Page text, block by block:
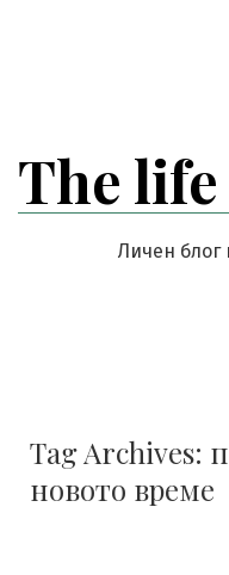
The
Личен блог
Tag Archives:
новото време